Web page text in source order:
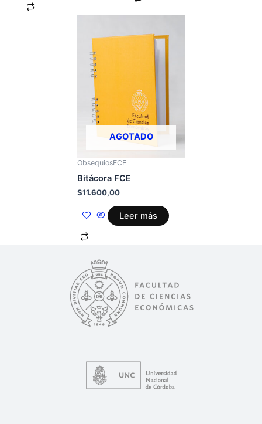
AGOTADO
ObsequiosFCE
Bitácora FCE
$11.600,00
Leer más